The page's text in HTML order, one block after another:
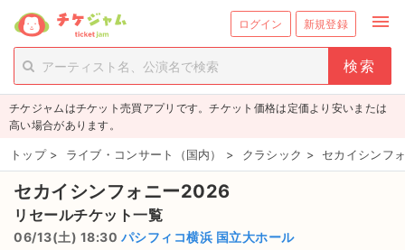
ログイン 新規登録 menu
person_add 新規会員登録
チケットを探す
新着チケット
値下げしたチケット
都道府県からチケットを探す
チケジャムはチケット売買アプリです。チケット価格は定価より安いまたは
高い場合があります。
トップ > ライブ・コンサート（国内） > クラシック > セカイシンフ
セカイシンフォニー2026
リセールチケット一覧
06/13(土) 18:30 パシフィコ横浜 国立大ホール